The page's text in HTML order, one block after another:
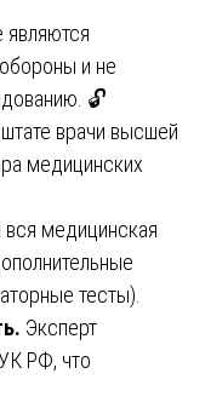
являются
и не
🔓
врачи высшей
медицинских
вся медицинская
тесты).
Эксперт
РФ, что